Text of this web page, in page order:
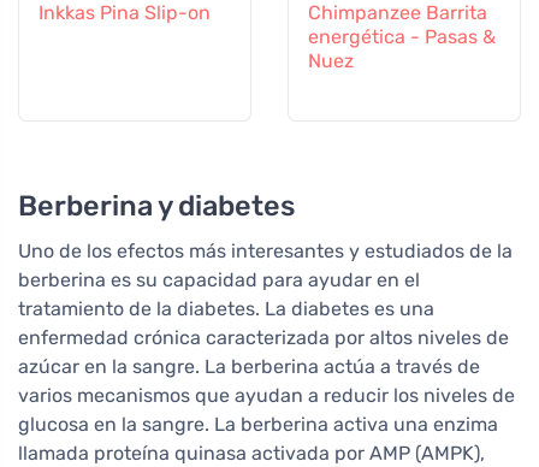
Inkkas Pina Slip-on
Chimpanzee Barrita
energética - Pasas &
Nuez
Berberina y diabetes
Uno de los efectos más interesantes y estudiados de la
berberina es su capacidad para ayudar en el
tratamiento de la diabetes. La diabetes es una
enfermedad crónica caracterizada por altos niveles de
azúcar en la sangre. La berberina actúa a través de
varios mecanismos que ayudan a reducir los niveles de
glucosa en la sangre. La berberina activa una enzima
llamada proteína quinasa activada por AMP (AMPK),